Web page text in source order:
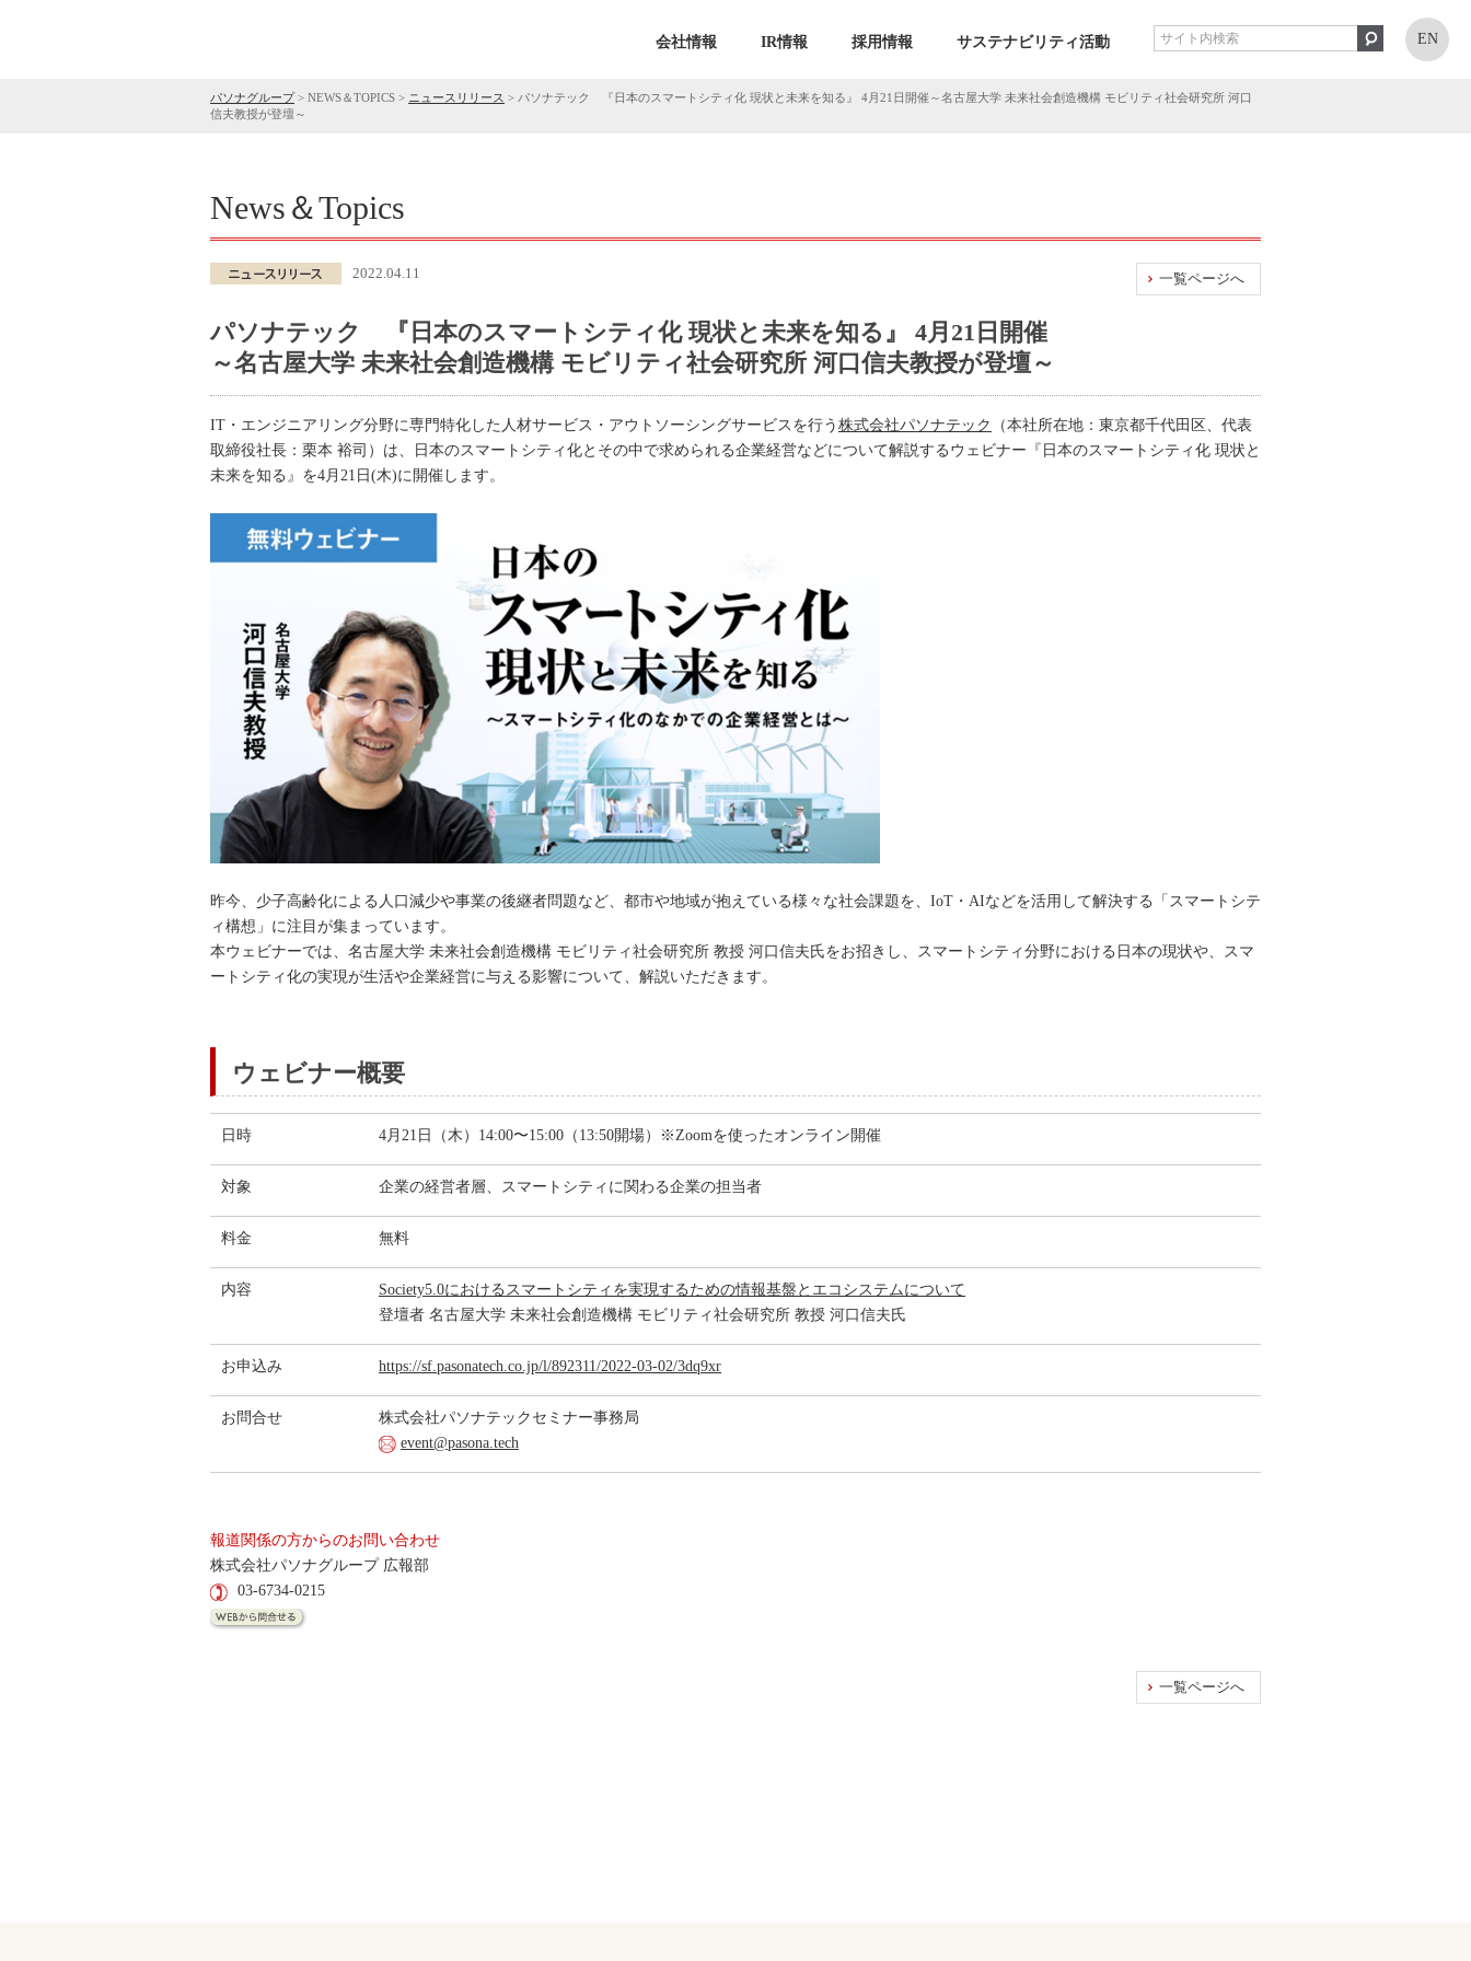
会社情報 IR情報 採用情報 サステナビリティ活動 EN
パソナグループ> NEWS＆TOPICS > ニュースリリース > パソナテック 『日本のスマートシティ化 現状と未来を知る』 4月21日開催～名古屋大学 未来社会創造機構 モビリティ社会研究所 河口
信夫教授が登壇～
News＆Topics
一覧ページへ
2022.04.11
パソナテック 『日本のスマートシティ化 現状と未来を知る』 4月21日開催
～名古屋大学 未来社会創造機構 モビリティ社会研究所 河口信夫教授が登壇～
IT・エンジニアリング分野に専門特化した人材サービス・アウトソーシングサービスを行う 株式会社パソナテック
（本社所在地：東京都千代田区、代表
取締役社長：栗本 裕司）は、日本のスマートシティ化とその中で求められる企業経営などについて解説するウェビナー『日本のスマートシティ化 現状と
未来を知る』を4月21日(木)に開催します。
昨今、少子高齢化による人口減少や事業の後継者問題など、都市や地域が抱えている様々な社会課題を、IoT・AIなどを活用して解決する「スマートシテ
ィ構想」に注目が集まっています。
本ウェビナーでは、名古屋大学 未来社会創造機構 モビリティ社会研究所 教授 河口信夫氏をお招きし、スマートシティ分野における日本の現状や、スマ
ートシティ化の実現が生活や企業経営に与える影響について、解説いただきます。
ウェビナー概要
日時 4月21日（木）14:00〜15:00（13:50開場）※Zoomを使ったオンライン開催
対象 企業の経営者層、スマートシティに関わる企業の担当者
料金 無料
内容
Society5.0におけるスマートシティを実現するための情報基盤とエコシステムについて
登壇者 名古屋大学 未来社会創造機構 モビリティ社会研究所 教授 河口信夫氏
お申込み https://sf.pasonatech.co.jp/l/892311/2022-03-02/3dq9xr
お問合せ
株式会社パソナテックセミナー事務局
event@pasona.tech
報道関係の方からのお問い合わせ
株式会社パソナグループ 広報部
03-6734-0215
一覧ページへ